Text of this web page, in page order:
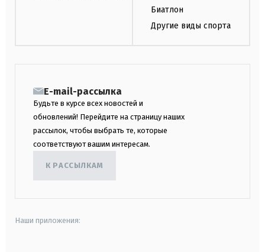
Биатлон
Другие виды спорта
E-mail-рассылка
Будьте в курсе всех новостей и
обновлений! Перейдите на страницу наших
рассылок, чтобы выбрать те, которые
соответствуют вашим интересам.
К РАССЫЛКАМ
Наши приложения: